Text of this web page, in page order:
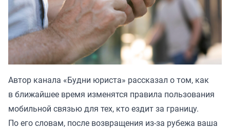
Автор канала «Будни юриста» рассказал о том, как
в ближайшее время изменятся правила пользования
мобильной связью для тех, кто ездит за границу.
По его словам, после возвращения из-за рубежа ваша